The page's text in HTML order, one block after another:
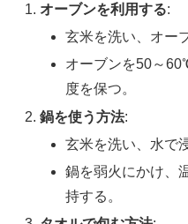
オーブンを利用する:
玄米を洗い、オー
オーブンを50～
度を保つ。
鍋を使う方法:
玄米を洗い、水で
鍋を弱火にかけ、
持する。